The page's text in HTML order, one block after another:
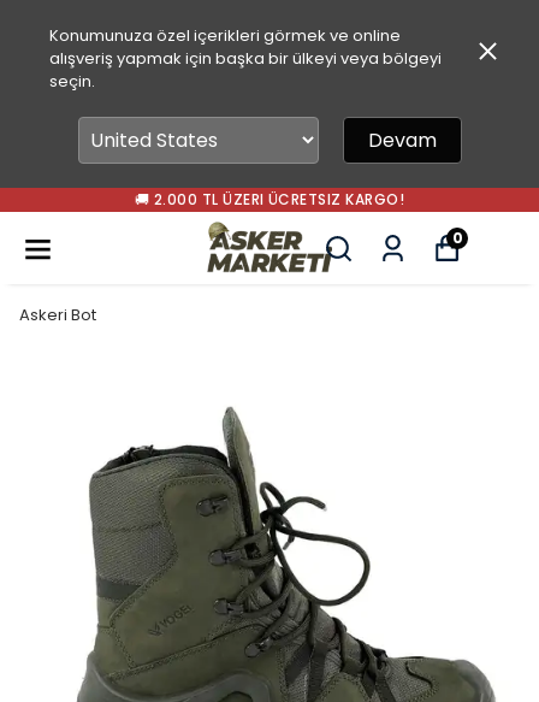
Konumunuza özel içerikleri görmek ve online
alışveriş yapmak için başka bir ülkeyi veya bölgeyi
seçin.
Devam
🚚 2.000 TL ÜZERI ÜCRETSIZ KARGO!
0
Askeri Bot